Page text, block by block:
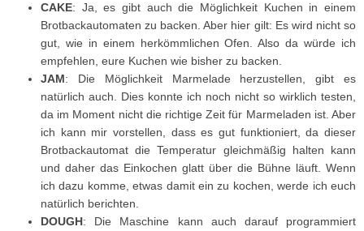
CAKE: Ja, es gibt auch die Möglichkeit Kuchen in einem
Brotbackautomaten zu backen. Aber hier gilt: Es wird nicht so
gut, wie in einem herkömmlichen Ofen. Also da würde ich
empfehlen, eure Kuchen wie bisher zu backen.
JAM: Die Möglichkeit Marmelade herzustellen, gibt es
natürlich auch. Dies konnte ich noch nicht so wirklich testen,
da im Moment nicht die richtige Zeit für Marmeladen ist. Aber
ich kann mir vorstellen, dass es gut funktioniert, da dieser
Brotbackautomat die Temperatur gleichmäßig halten kann
und daher das Einkochen glatt über die Bühne läuft. Wenn
ich dazu komme, etwas damit ein zu kochen, werde ich euch
natürlich berichten.
DOUGH: Die Maschine kann auch darauf programmiert